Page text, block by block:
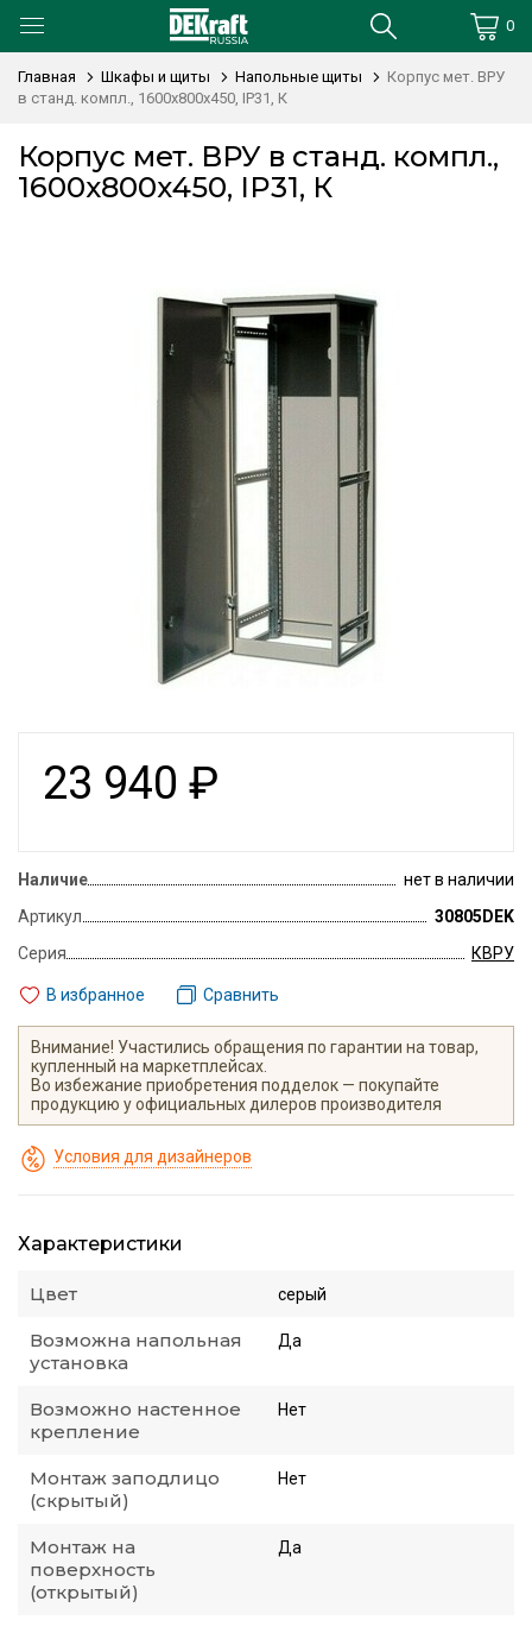
0
Главная Шкафы и щиты Напольные щиты
Корпус мет. ВРУ
в станд. компл., 1600х800х450, IP31, К
Корпус мет. ВРУ в станд. компл.,
1600х800х450, IP31, К
23 940 ₽
Наличие
нет в наличии
Артикул
30805DEK
Серия
КВРУ
В избранное Сравнить
Внимание! Участились обращения по гарантии на товар,
купленный на маркетплейсах.
Во избежание приобретения подделок — покупайте
продукцию у официальных дилеров производителя
Условия для дизайнеров
Характеристики
Цвет серый
Возможна напольная
установка
Да
Возможно настенное
крепление
Нет
Монтаж заподлицо
(скрытый)
Нет
Монтаж на
поверхность
(открытый)
Да